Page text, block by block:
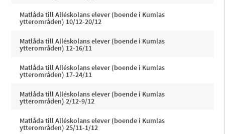
Matlåda till Alléskolans elever (boende i Kumlas
ytterområden) 10/12-20/12
Matlåda till Alléskolans elever (boende i Kumlas
ytterområden) 12-16/11
Matlåda till Alléskolans elever (boende i Kumlas
ytterområden) 17-24/11
Matlåda till Alléskolans elever (boende i Kumlas
ytterområden) 2/12-9/12
Matlåda till Alléskolans elever (boende i Kumlas
ytterområden) 25/11-1/12